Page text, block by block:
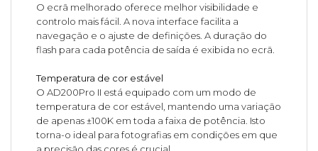
O ecrã melhorado oferece melhor visibilidade e
controlo mais fácil. A nova interface facilita a
navegação e o ajuste de definições. A duração do
flash para cada potência de saída é exibida no ecrã.
Temperatura de cor estável
O AD200Pro II está equipado com um modo de
temperatura de cor estável, mantendo uma variação
de apenas ±100K em toda a faixa de potência. Isto
torna-o ideal para fotografias em condições em que
a precisão das cores é crucial.